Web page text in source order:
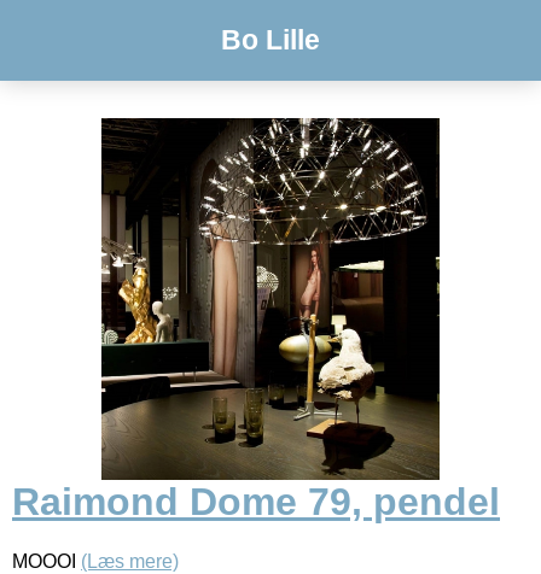
Bo Lille
Raimond Dome 79, pendel
MOOOI (Læs mere)